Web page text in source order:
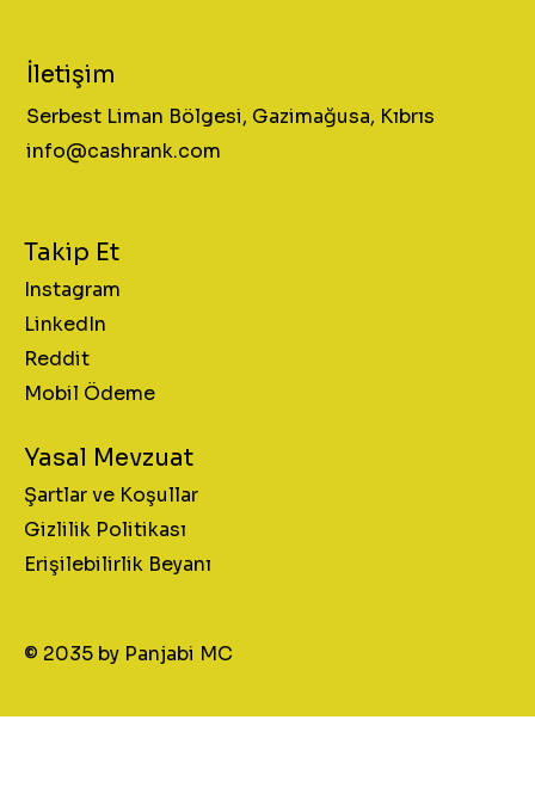
İletişim
Serbest Liman Bölgesi, Gazimağusa, Kıbrıs
info@cashrank.com
Yasal Mevzuat
Şartlar ve Koşullar
Gizlilik Politikası
Erişilebilirlik Beyanı
Takip Et
Instagram
LinkedIn
Reddit
Mobil Ödeme
© 2035 by Panjabi MC